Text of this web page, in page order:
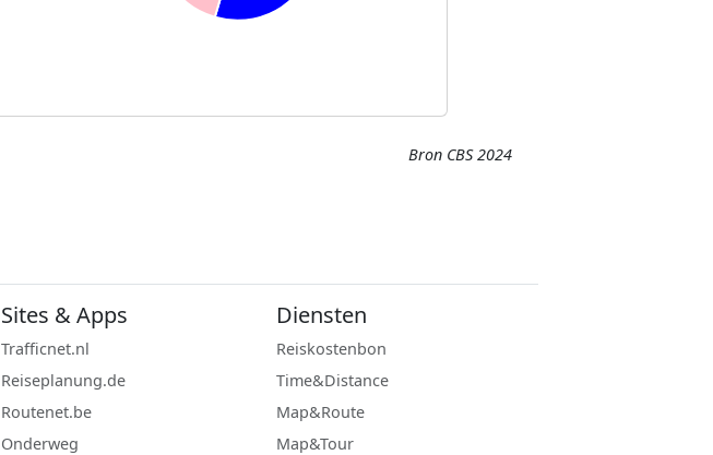
Bron CBS 2024
Sites & Apps
Trafficnet.nl
Reiseplanung.de
Routenet.be
Onderweg
Diensten
Reiskostenbon
Time&Distance
Map&Route
Map&Tour